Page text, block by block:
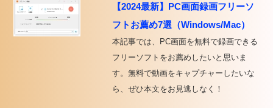
【2024最新】PC画面録画フリーソ
フトお薦め7選（Windows/Mac）
本記事では、PC画面を無料で録画できる
フリーソフトをお薦めしたいと思いま
す。無料で動画をキャプチャーしたいな
ら、ぜひ本文をお見逃しなく！